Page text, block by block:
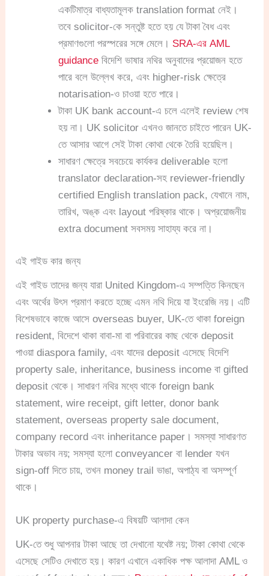
একটিমাত্র বাধ্যতামূলক translation format নেই।
তবে solicitor-কে সন্তুষ্ট হতে হয় যে টাকা বৈধ এবং
প্রমাণগুলো পরস্পরের সঙ্গে মেলে। SRA-এর AML
guidance বিদেশি ভাষার নথির অনুবাদের প্রয়োজন হতে
পারে বলে উল্লেখ করে, এবং higher-risk ক্ষেত্রে
notarisation-ও চাওয়া হতে পারে।
টাকা UK bank account-এ চলে এলেই review শেষ
হয় না। UK solicitor এখনও জানতে চাইতে পারেন UK-
তে আসার আগে সেই টাকা কোথা থেকে তৈরি হয়েছিল।
সাধারণ ক্ষেত্রে সবচেয়ে কার্যকর deliverable হলো
translator declaration-সহ reviewer-friendly
certified English translation pack, যেখানে নাম,
তারিখ, অঙ্ক এবং layout পরিষ্কার থাকে। অপ্রয়োজনীয়
extra document সবসময় সাহায্য করে না।
এই গাইড কার জন্য
এই গাইড তাদের জন্য যারা United Kingdom-এ সম্পত্তি কিনছেন
এবং অর্থের উৎস প্রমাণ করতে হচ্ছে এমন নথি দিয়ে যা ইংরেজি নয়। এটি
বিশেষভাবে কাজে আসে overseas buyer, UK-তে থাকা foreign
resident, বিদেশে থাকা বাবা-মা বা পরিবারের কাছ থেকে deposit
পাওয়া diaspora family, এবং যাদের deposit এসেছে বিদেশি
property sale, inheritance, business income বা gifted
deposit থেকে। সাধারণ নথির মধ্যে থাকে foreign bank
statement, wire receipt, gift letter, donor bank
statement, overseas property sale document,
company record এবং inheritance paper। সমস্যা সাধারণত
টাকার অভাব নয়; সমস্যা হলো conveyancer বা lender যখন
sign-off দিতে চায়, তখন money trail ভাঙা, অপাঠ্য বা অসম্পূর্ণ
থাকে।
UK property purchase-এ বিষয়টি আলাদা কেন
UK-তে শুধু আপনার টাকা আছে তা দেখানো যথেষ্ট নয়; টাকা কোথা থেকে
এসেছে সেটিও দেখাতে হয়। কারণ এখানে একাধিক পক্ষ আলাদা AML ও